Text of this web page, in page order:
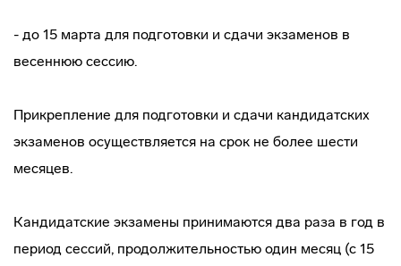
- до 15 марта для подготовки и сдачи экзаменов в
весеннюю сессию.
Прикрепление для подготовки и сдачи кандидатских
экзаменов осуществляется на срок не более шести
месяцев.
Кандидатские экзамены принимаются два раза в год в
период сессий, продолжительностью один месяц (с 15